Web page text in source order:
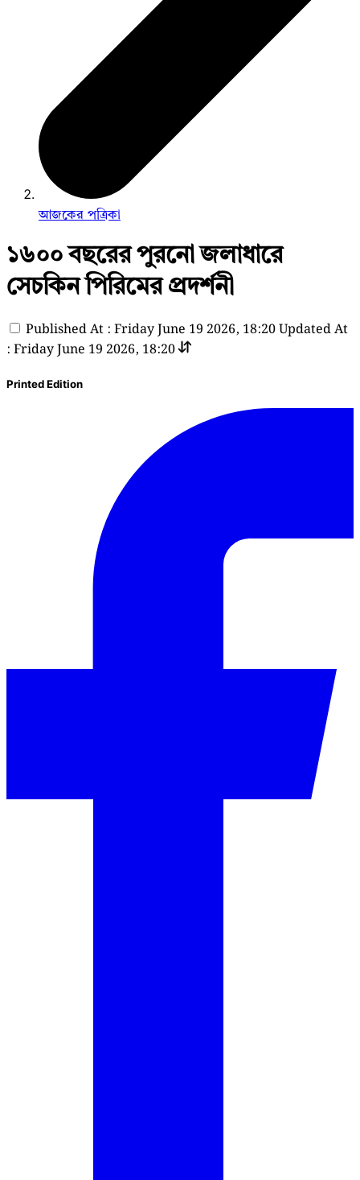
আজকের পত্রিকা
১৬০০ বছরের পুরনো জলাধারে
সেচকিন পিরিমের প্রদর্শনী
Published At : Friday June 19 2026, 18:20Updated At
: Friday June 19 2026, 18:20
Printed Edition